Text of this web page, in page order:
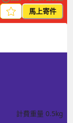
馬上寄件
計費重量 0.5kg